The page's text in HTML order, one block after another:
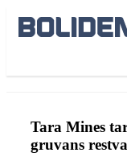
Tara Mines
gruvans